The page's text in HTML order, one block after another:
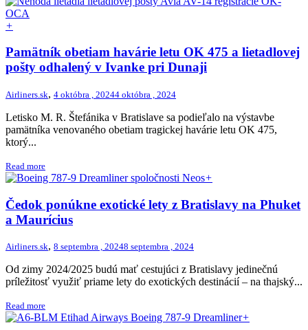
+
Pamätník obetiam havárie letu OK 475 a lietadlovej
pošty odhalený v Ivanke pri Dunaji
Airliners.sk, 4 októbra , 20244 októbra , 2024
Letisko M. R. Štefánika v Bratislave sa podieľalo na výstavbe
pamätníka venovaného obetiam tragickej havárie letu OK 475,
ktorý...
Read more
+
Čedok ponúkne exotické lety z Bratislavy na Phuket
a Maurícius
Airliners.sk, 8 septembra , 20248 septembra , 2024
Od zimy 2024/2025 budú mať cestujúci z Bratislavy jedinečnú
príležitosť využiť priame lety do exotických destinácií – na thajský...
Read more
+